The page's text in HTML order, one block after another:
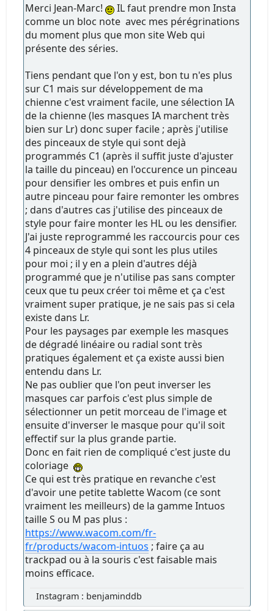
Merci Jean-Marc!
IL faut prendre mon Insta
comme un bloc note avec mes pérégrinations
du moment plus que mon site Web qui
présente des séries.
Tiens pendant que l'on y est, bon tu n'es plus
sur C1 mais sur développement de ma
chienne c'est vraiment facile, une sélection IA
de la chienne (les masques IA marchent très
bien sur Lr) donc super facile ; après j'utilise
des pinceaux de style qui sont dejà
programmés C1 (après il suffit juste d'ajuster
la taille du pinceau) en l'occurence un pinceau
pour densifier les ombres et puis enfin un
autre pinceau pour faire remonter les ombres
; dans d'autres cas j'utilise des pinceaux de
style pour faire monter les HL ou les densifier.
J'ai juste reprogrammé les raccourcis pour ces
4 pinceaux de style qui sont les plus utiles
pour moi ; il y en a plein d'autres déjà
programmé que je n'utilise pas sans compter
ceux que tu peux créer toi même et ça c'est
vraiment super pratique, je ne sais pas si cela
existe dans Lr.
Pour les paysages par exemple les masques
de dégradé linéaire ou radial sont très
pratiques également et ça existe aussi bien
entendu dans Lr.
Ne pas oublier que l'on peut inverser les
masques car parfois c'est plus simple de
sélectionner un petit morceau de l'image et
ensuite d'inverser le masque pour qu'il soit
effectif sur la plus grande partie.
Donc en fait rien de compliqué c'est juste du
coloriage
Ce qui est très pratique en revanche c'est
d'avoir une petite tablette Wacom (ce sont
vraiment les meilleurs) de la gamme Intuos
taille S ou M pas plus :
https://www.wacom.com/fr-
fr/products/wacom-intuos ; faire ça au
trackpad ou à la souris c'est faisable mais
moins efficace.
Instagram : benjaminddb